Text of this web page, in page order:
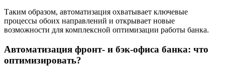
Таким образом, автоматизация охватывает ключевые
процессы обоих направлений и открывает новые
возможности для комплексной оптимизации работы банка.
Автоматизация фронт- и бэк-офиса банка: что
оптимизировать?